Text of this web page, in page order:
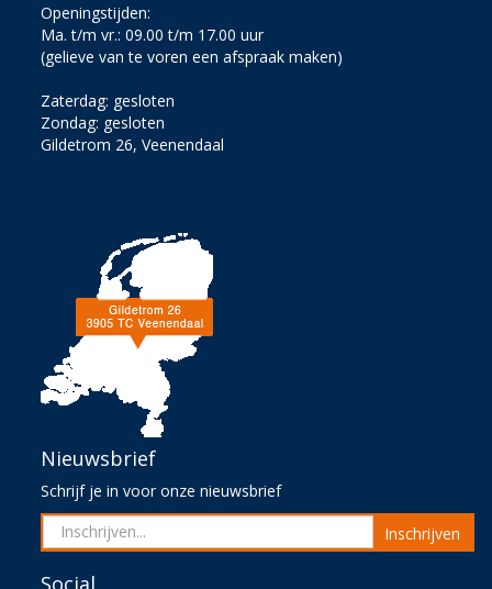
Openingstijden:
Ma. t/m vr.: 09.00 t/m 17.00 uur
(gelieve van te voren een afspraak maken)
Zaterdag: gesloten
Zondag: gesloten
Gildetrom 26, Veenendaal
Nieuwsbrief
Schrijf je in voor onze nieuwsbrief
Inschrijven
Social